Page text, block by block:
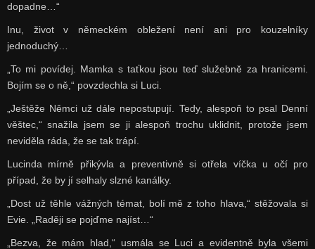
dopadne…“
Inu, život v německém obležení není ani pro kouzelníky
jednoduchý…
„To mi povídej. Mamka s taťkou jsou teď služebně za hranicemi.
Bojím se o ně,“ povzdechla si Luci.
„Ještěže Němci už dále nepostupují. Tedy, alespoň to psal Denní
věštec,“ snažila jsem se ji alespoň trochu uklidnit, protože jsem
neviděla ráda, že se tak trápí.
Lucinda mírně přikývla a preventivně si otřela víčka u očí pro
případ, že by jí selhaly slzné kanálky.
„Dost už těhle vážných témat, bolí mě z toho hlava,“ stěžovala si
Evie. „Raději se pojďme najíst…“
„Bezva, že mám hlad,“ usmála se Luci a evidentně byla všemi